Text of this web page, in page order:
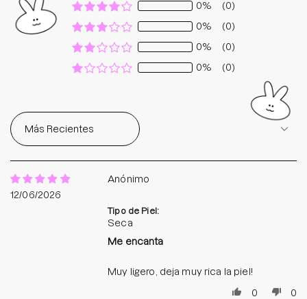
0%
(0)
0%
(0)
0%
(0)
0%
(0)
Sort by
12/06/2026
Anónimo
Tipo de Piel:
Seca
Me encanta
Muy ligero, deja muy rica la piel!
0
0